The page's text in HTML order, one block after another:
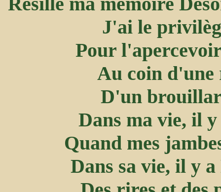
J'ai le
Pour
Au coin d'une
D'un
Dans ma vie, il y
Quand mes
Dans sa vie, il y a